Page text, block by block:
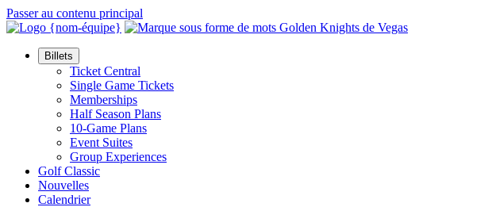
Passer au contenu principal
Billets
Ticket Central
Single Game Tickets
Memberships
Half Season Plans
10-Game Plans
Event Suites
Group Experiences
Golf Classic
Nouvelles
Calendrier